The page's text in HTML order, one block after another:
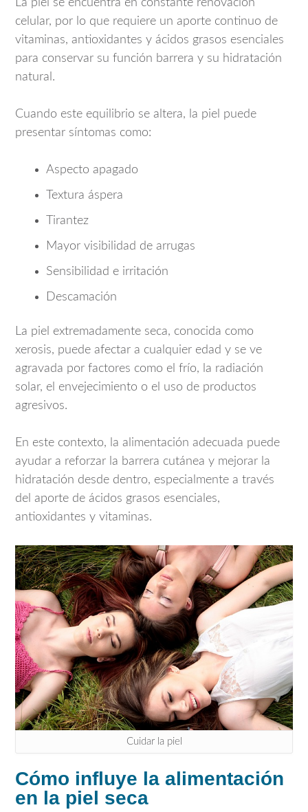
La piel se encuentra en constante renovación
celular, por lo que requiere un aporte continuo de
vitaminas, antioxidantes y ácidos grasos esenciales
para conservar su función barrera y su hidratación
natural.
Cuando este equilibrio se altera, la piel puede
presentar síntomas como:
Aspecto apagado
Textura áspera
Tirantez
Mayor visibilidad de arrugas
Sensibilidad e irritación
Descama­ción
La piel extremadamente seca, conocida como
xerosis, puede afectar a cualquier edad y se ve
agravada por factores como el frío, la radiación
solar, el envejecimiento o el uso de productos
agresivos.
En este contexto, la alimentación adecuada puede
ayudar a reforzar la barrera cutánea y mejorar la
hidratación desde dentro, especialmente a través
del aporte de ácidos grasos esenciales,
antioxidantes y vitaminas.
Cuidar la piel
Cómo influye la alimentación
en la piel seca